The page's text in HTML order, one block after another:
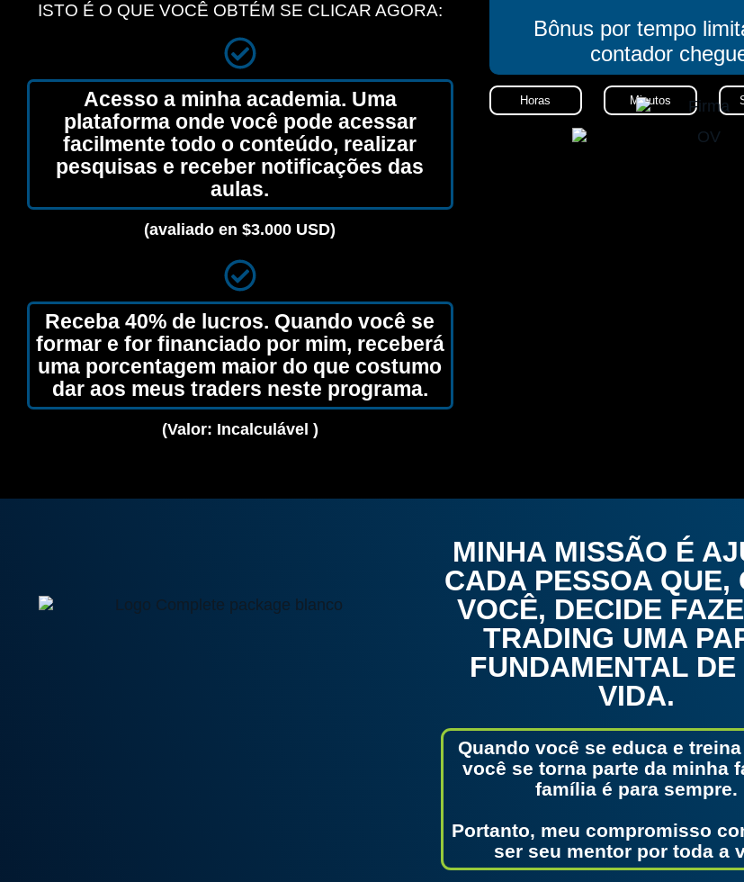
ISTO É O QUE VOCÊ OBTÉM SE CLICAR AGORA:
Acesso a minha academia. Uma
plataforma onde você pode acessar
facilmente todo o conteúdo, realizar
pesquisas e receber notificações das
aulas.
(avaliado en $3.000 USD)
Receba 40% de lucros. Quando você se
formar e for financiado por mim, receberá
uma porcentagem maior do que costumo
dar aos meus traders neste programa.
(Valor: Incalculável )
Bônus por tempo
contador
Horas Minutos
MINHA MISSÃO É
CADA PESSOA QUE,
VOCÊ, DECIDE
TRADING UMA
FUNDAMENTAL DE
VIDA.
Quando você se educa e
você se torna parte da minha
família é para sempre.
Portanto, meu compromisso
ser seu mentor por toda a